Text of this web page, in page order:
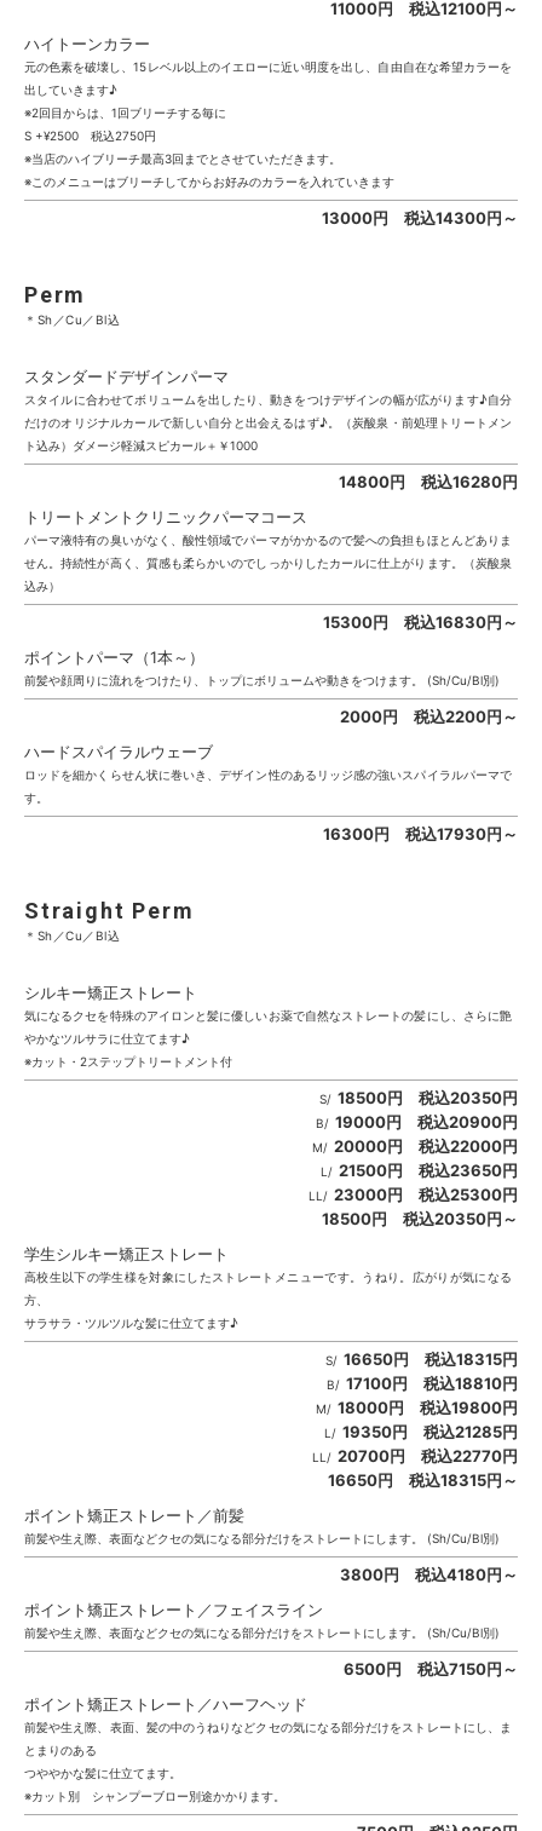
11000円 税込12100円～
ハイトーンカラー
元の色素を破壊し、15レベル以上のイエローに近い明度を出し、自由自在な希望カラーを
出していきます♪
※2回目からは、1回ブリーチする毎に
S +¥2500 税込2750円
※当店のハイブリーチ最高3回までとさせていただきます。
※このメニューはブリーチしてからお好みのカラーを入れていきます
13000円 税込14300円～
Perm
＊Sh／Cu／Bl込
スタンダードデザインパーマ
スタイルに合わせてボリュームを出したり、動きをつけデザインの幅が広がります♪自分
だけのオリジナルカールで新しい自分と出会えるはず♪。（炭酸泉・前処理トリートメン
ト込み）ダメージ軽減スピカール＋￥1000
14800円 税込16280円
トリートメントクリニックパーマコース
パーマ液特有の臭いがなく、酸性領域でパーマがかかるので髪への負担もほとんどありま
せん。持続性が高く、質感も柔らかいのでしっかりしたカールに仕上がります。（炭酸泉
込み）
15300円 税込16830円～
ポイントパーマ（1本～）
前髪や顔周りに流れをつけたり、トップにボリュームや動きをつけます。 (Sh/Cu/Bl別)
2000円 税込2200円～
ハードスパイラルウェーブ
ロッドを細かくらせん状に巻いき、デザイン性のあるリッジ感の強いスパイラルパーマで
す。
16300円 税込17930円～
Straight Perm
＊Sh／Cu／Bl込
シルキー矯正ストレート
気になるクセを特殊のアイロンと髪に優しいお薬で自然なストレートの髪にし、さらに艶
やかなツルサラに仕立てます♪
※カット・2ステップトリートメント付
S/ 18500円 税込20350円
B/ 19000円 税込20900円
M/ 20000円 税込22000円
L/ 21500円 税込23650円
LL/ 23000円 税込25300円
18500円 税込20350円～
学生シルキー矯正ストレート
高校生以下の学生様を対象にしたストレートメニューです。うねり。広がりが気になる
方、
サラサラ・ツルツルな髪に仕立てます♪
S/ 16650円 税込18315円
B/ 17100円 税込18810円
M/ 18000円 税込19800円
L/ 19350円 税込21285円
LL/ 20700円 税込22770円
16650円 税込18315円～
ポイント矯正ストレート／前髪
前髪や生え際、表面などクセの気になる部分だけをストレートにします。 (Sh/Cu/Bl別)
3800円 税込4180円～
ポイント矯正ストレート／フェイスライン
前髪や生え際、表面などクセの気になる部分だけをストレートにします。 (Sh/Cu/Bl別)
6500円 税込7150円～
ポイント矯正ストレート／ハーフヘッド
前髪や生え際、表面、髪の中のうねりなどクセの気になる部分だけをストレートにし、ま
とまりのある
つややかな髪に仕立てます。
※カット別 シャンプーブロー別途かかります。